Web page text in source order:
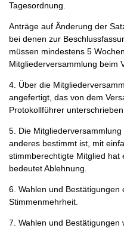
Tagesordnung.
Anträge auf Änderung der
bei denen zur
müssen mindestens 5
Mitgliederversammlung beim
4. Über die
angefertigt, das von dem
Protokollführer unterschrieben
5. Die
anderes bestimmt ist, mit
stimmberechtigte Mitglied hat
bedeutet Ablehnung.
6. Wahlen und
Stimmenmehrheit.
7. Wahlen und